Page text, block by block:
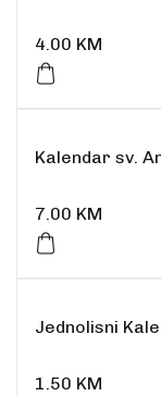
4.00 KM
Kalendar sv.
7.00 KM
Jednolisni
1.50 KM